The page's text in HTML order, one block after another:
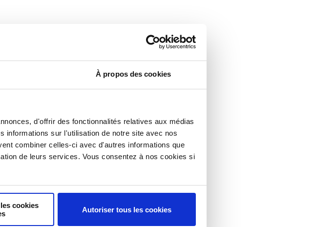
À propos des cookies
d'offrir des fonctionnalités relatives aux médias
informations sur l'utilisation de notre site avec nos
combiner celles-ci avec d'autres informations que
de leurs services. Vous consentez à nos cookies si
cookies
Autoriser tous les cookies